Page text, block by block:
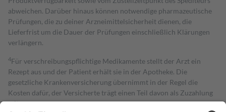
abweichen. Darüber hinaus können notwendige pharmazeutische
Prüfungen, die zu deiner Arzneimittelsicherheit dienen, die
Lieferfrist um die Dauer der Prüfungen einschließlich Klärungen
verlängern.
4Für verschreibungspflichtige Medikamente stellt der Arzt ein
Rezept aus und der Patient erhält sie in der Apotheke. Die
gesetzliche Krankenversicherung übernimmt in der Regel die
Kosten dafür, der Versicherte trägt einen Teil davon als Zuzahlung
mit.